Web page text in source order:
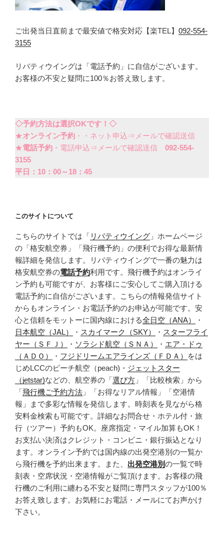
ご出発当日直前まで最安値で格安対応【楽TEL】 092-554-
3155
リバティウイングは「電話予約」に自信がございます。
お客様の不安と疑問に100％お答え致します。
◇予約方法は選択OKです！◇
★オンライン予約 ・・ネット申込⇒メールで確認送信
★電話予約 ・電話申込⇒メールで確認送信 092-554-
3155
平日：10：00～18：45
このサイトについて
こちらのサイトでは「 リバティウイング 」ホームページ
の「格安航空券」「飛行機予約」の便利でお得な最新情
報詳細を発信します。リバティウイングで一番の魅力は
格安航空券の電話予約利用です。飛行機予約はオンライ
ン予約も可能ですが、お客様にご安心してご購入頂ける
電話予約に自信がございます。こちらの情報発信サイト
からもオンライン・お電話予約のお申込が可能です。安
心と信頼をモットーに国内線における全日空（ANA）
・
日本航空（JAL）
・ スカイマーク（SKY） ・ スターフライ
ヤー（ＳＦＪ）
・ ソラシド航空（ＳＮＡ） ・ エア・ドゥ
（ＡＤＯ）
・ フジドリームエアラインズ（ＦＤＡ）
をは
じめLCCのピーチ航空（peach)・ ジェットスター
（jetstar)などの、航空券の「選び方 」「比較検索」から
「飛行機ご予約方法 」「お得なリアル情報」「空港情
報」まで多彩な情報を発信します。時刻表を見ながら格
安料金検索も可能です。詳細なお問合せ・ホテル付・旅
行（ツアー）予約もOK。座席指定・マイル加算もOK！
お支払い決済はクレジット・コンビニ・銀行振込となり
ます。オンライン予約では国内線の出発空港別の一覧か
ら飛行機を予約出来ます。また、 出発空港別の一覧で時
刻表・空席状況・空港情報がご覧頂けます。お客様の飛
行機のご利用に纏わる不安と疑問に専門スタッフが100％
お答え致します。お気軽にお電話・メールにてお声かけ
下さい。